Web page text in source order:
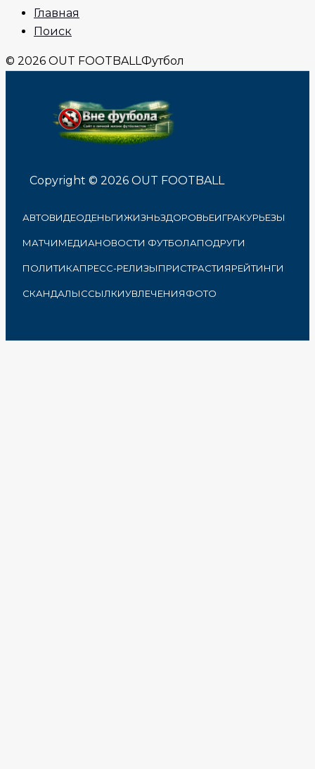
Главная
Поиск
© 2026 OUT FOOTBALLФутбол
Copyright © 2026 OUT FOOTBALL
АВТОВИДЕОДЕНЬГИЖИЗНЬЗДОРОВЬЕИГРАКУРЬЕЗЫ
МАТЧИМЕДИАНОВОСТИ ФУТБОЛАПОДРУГИ
ПОЛИТИКАПРЕСС-РЕЛИЗЫПРИСТРАСТИЯРЕЙТИНГИ
СКАНДАЛЫССЫЛКИУВЛЕЧЕНИЯФОТО